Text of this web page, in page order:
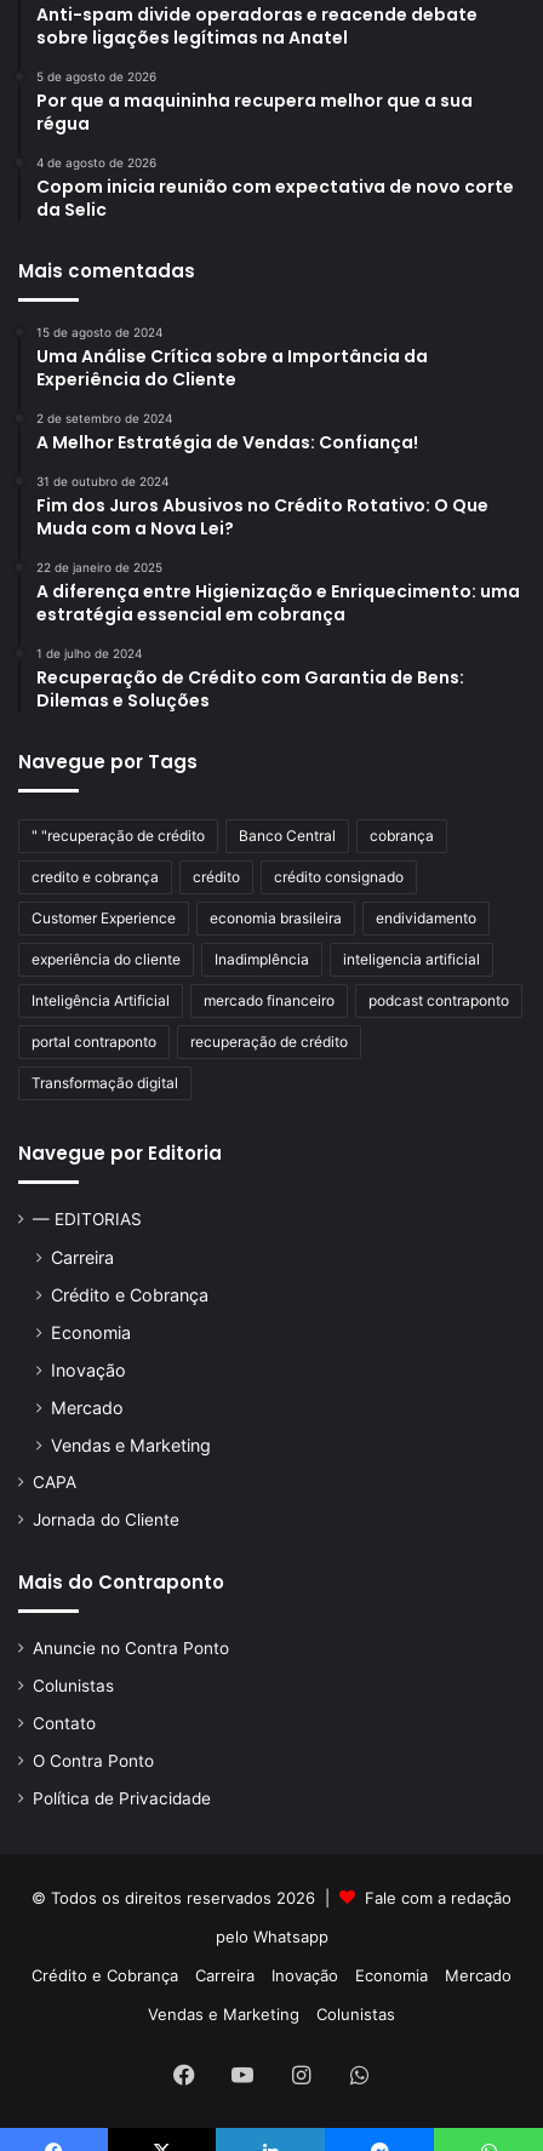
Anti-spam divide operadoras e reacende debate
sobre ligações legítimas na Anatel
5 de agosto de 2026
Por que a maquininha recupera melhor que a sua
régua
4 de agosto de 2026
Copom inicia reunião com expectativa de novo corte
da Selic
Mais comentadas
15 de agosto de 2024
Uma Análise Crítica sobre a Importância da
Experiência do Cliente
2 de setembro de 2024
A Melhor Estratégia de Vendas: Confiança!
31 de outubro de 2024
Fim dos Juros Abusivos no Crédito Rotativo: O Que
Muda com a Nova Lei?
22 de janeiro de 2025
A diferença entre Higienização e Enriquecimento: uma
estratégia essencial em cobrança
1 de julho de 2024
Recuperação de Crédito com Garantia de Bens:
Dilemas e Soluções
Navegue por Tags
" "recuperação de crédito Banco Central cobrança
credito e cobrança crédito crédito consignado
Customer Experience economia brasileira endividamento
experiência do cliente Inadimplência inteligencia artificial
Inteligência Artificial mercado financeiro podcast contraponto
portal contraponto recuperação de crédito
Transformação digital
Navegue por Editoria
— EDITORIAS
Carreira
Crédito e Cobrança
Economia
Inovação
Mercado
Vendas e Marketing
CAPA
Jornada do Cliente
Mais do Contraponto
Anuncie no Contra Ponto
Colunistas
Contato
O Contra Ponto
Política de Privacidade
© Todos os direitos reservados 2026 |
Fale com a redação
pelo Whatsapp
Crédito e Cobrança
Carreira Inovação Economia
Mercado
Vendas e Marketing
Colunistas
Facebook
YouTubeInstagramWhatsApp